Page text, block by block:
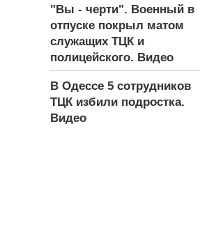
"Вы - черти". Военный в
отпуске покрыл матом
служащих ТЦК и
полицейского. Видео
В Одессе 5 сотрудников
ТЦК избили подростка.
Видео